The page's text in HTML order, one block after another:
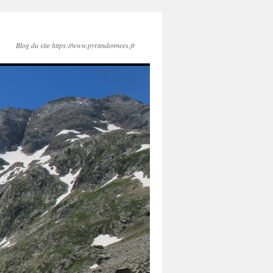
Blog du site https://www.pyrandonnees.fr